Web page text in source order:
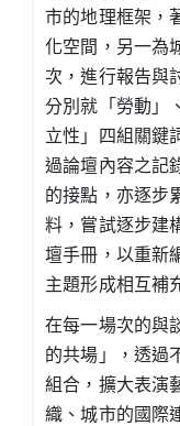
市的地理框架，
化空間，另一為
次，進行報告與
分別就「勞動」
立性」四組關鍵
過論壇內容之記
的接點，亦逐步
料，嘗試逐步建
壇手冊，以重新
主題形成相互補
在每一場次的與
的共場」，透過
組合，擴大表演
織、城市的國際